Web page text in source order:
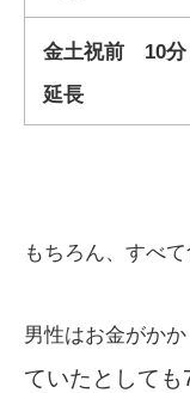
金土祝前 10分
延長
もちろん、すべ
男性はお金がかか
ていたとしても